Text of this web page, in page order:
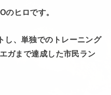
ヒロです。
し、単独でのトレーニング
ガまで達成した市民ラン